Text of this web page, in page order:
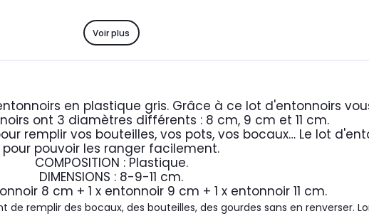
Voir plus
en plastique gris. Grâce à ce lot d'entonnoirs
ont 3 diamètres différents : 8 cm, 9 cm et 11 cm.
remplir vos bouteilles, vos pots, vos bocaux… Le lot
pour pouvoir les ranger facilement.
COMPOSITION : Plastique.
DIMENSIONS : 8-9-11 cm.
8 cm + 1 x entonnoir 9 cm + 1 x entonnoir 11 cm.
remplir des bocaux, des bouteilles, des gourdes sans en renverser.